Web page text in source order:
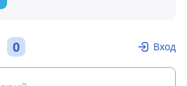
0 Вход